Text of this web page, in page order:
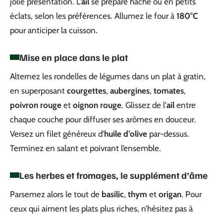
éclats, selon les préférences. Allumez le four à 180°C
pour anticiper la cuisson.
Mise en place dans le plat
Alternez les rondelles de légumes dans un plat à gratin,
en superposant courgettes, aubergines, tomates,
poivron rouge et oignon rouge. Glissez de l’ail entre
chaque couche pour diffuser ses arômes en douceur.
Versez un filet généreux d’huile d’olive par-dessus.
Terminez en salant et poivrant l’ensemble.
Les herbes et fromages, le supplément d’âme
Parsemez alors le tout de basilic, thym et origan. Pour
ceux qui aiment les plats plus riches, n’hésitez pas à